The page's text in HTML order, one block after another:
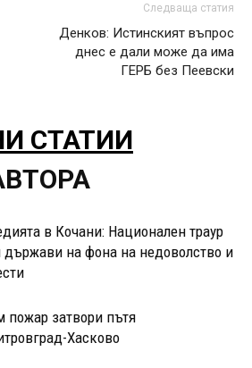
Следваща статия
Денков: Истинският въпрос
днес е дали може да има
ГЕРБ без Пеевски
СТАТИИ
в Кочани: Национален траур
държави на фона на недоволство и
пожар затвори пътя
Хасково